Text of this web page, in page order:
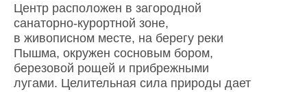
Центр расположен в загородной
санаторно-курортной зоне,
в живописном месте, на берегу реки
Пышма, окружен сосновым бором,
березовой рощей и прибрежными
лугами. Целительная сила природы дает